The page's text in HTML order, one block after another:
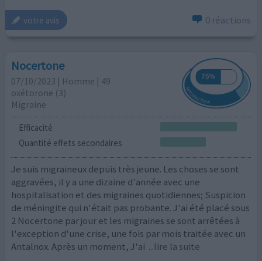
votre avis 0 réactions
Nocertone
07/10/2023 | Homme | 49
oxétorone (3)
Migraine
Efficacité
Quantité effets secondaires
Je suis migraineux depuis très jeune. Les choses se sont
aggravées, il y a une dizaine d'année avec une
hospitalisation et des migraines quotidiennes; Suspicion
de méningite qui n'était pas probante. J'ai été placé sous
2 Nocertone par jour et les migraines se sont arrêtées à
l'exception d'une crise, une fois par mois traitée avec un
Antalnox. Après un moment, J'ai ...lire la suite